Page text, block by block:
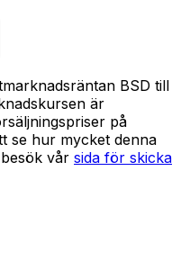
BSD till
är
på
se hur mycket denna
vår sida för skicka